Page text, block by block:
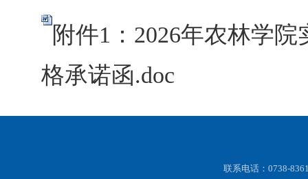
附件1：2026年农林学
格承诺函.doc
联系电话：0738-